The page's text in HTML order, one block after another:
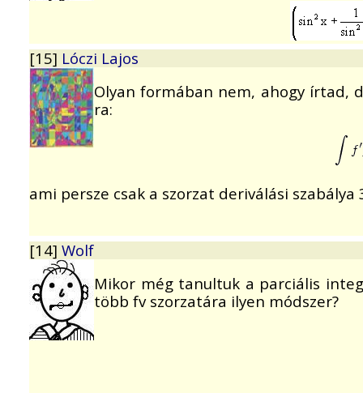
[15] Lóczi Lajos
Olyan formában nem, ahogy írtad,
ra:
ami persze csak a szorzat deriválási
[14] Wolf
Mikor még tanultuk a parciális
több fv szorzatára ilyen módszer?